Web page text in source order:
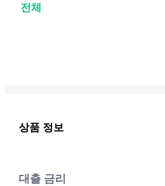
전체
상품 정보
대출 금리